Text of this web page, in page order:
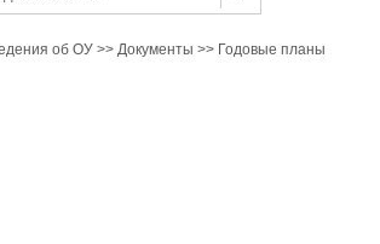
об ОУ >> Документы >> Годовые планы